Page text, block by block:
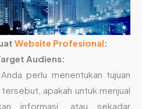
Website Profesional:
Audiens:
, Anda perlu menentukan tujuan
apakah untuk menjual
informasi, atau sekadar